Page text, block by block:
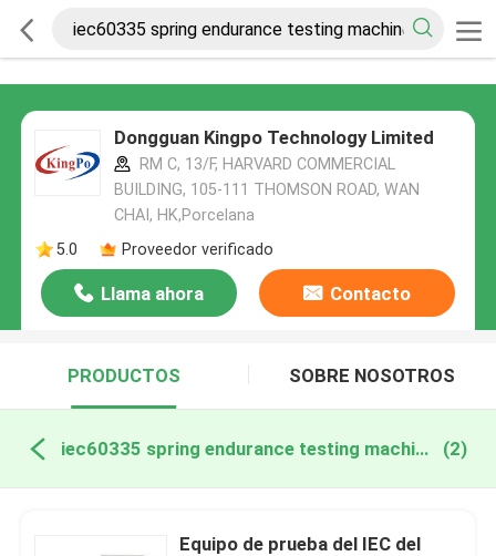
Dongguan Kingpo Technology Limited
RM C, 13/F, HARVARD COMMERCIAL
BUILDING, 105-111 THOMSON ROAD, WAN
CHAI, HK,Porcelana
5.0
Proveedor verificado
Llama ahora Contacto
PRODUCTOS SOBRE NOSOTROS
iec60335 spring endurance testing machine fabricación en línea (2)
Equipo de prueba del IEC del